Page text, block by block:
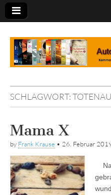
SCHLAGWORT:
Mama X
by Frank Krause • 26. Februar